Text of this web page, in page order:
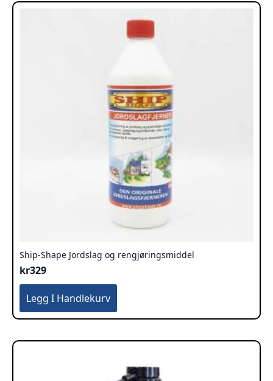
Ship-Shape Jordslag og rengjøringsmiddel
kr329
Legg I Handlekurv